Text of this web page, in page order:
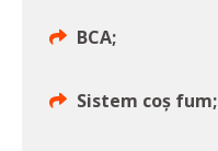
BCA;
Sistem coș fum;